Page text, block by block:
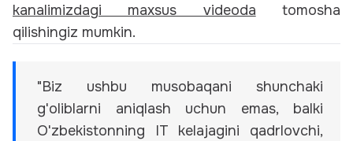
kanalimizdagi maxsus videoda tomosha
qilishingiz mumkin.
"Biz ushbu musobaqani shunchaki
g'oliblarni aniqlash uchun emas, balki
O'zbekistonning IT kelajagini qadrlovchi,